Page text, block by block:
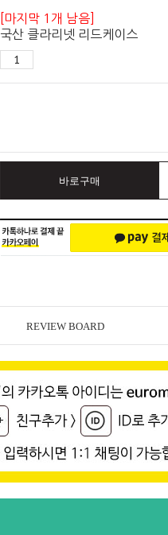
[마지막 1개 남음]
국산 클라리넷 리드케이스
바로구매
REVIEW BOARD